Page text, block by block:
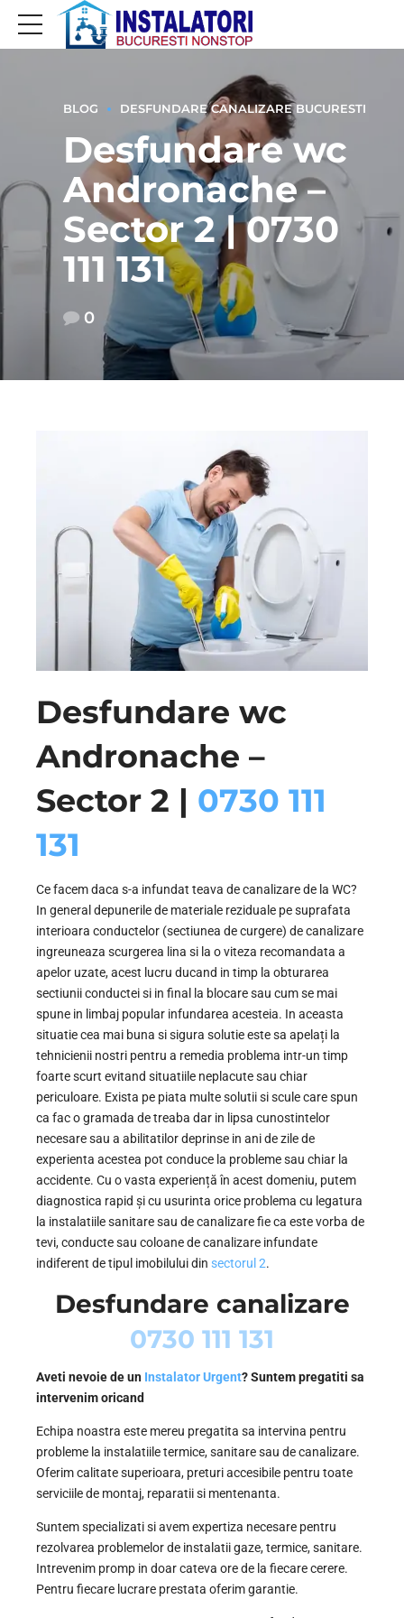
BLOG DESFUNDARE CANALIZARE BUCURESTI
Desfundare wc
Andronache –
Sector 2 | 0730
111 131
0
Desfundare wc
Andronache –
Sector 2 | 0730 111
131
Ce facem daca s-a infundat teava de canalizare de la WC?
In general depunerile de materiale reziduale pe suprafata
interioara conductelor (sectiunea de curgere) de canalizare
ingreuneaza scurgerea lina si la o viteza recomandata a
apelor uzate, acest lucru ducand in timp la obturarea
sectiunii conductei si in final la blocare sau cum se mai
spune in limbaj popular infundarea acesteia. In aceasta
situatie cea mai buna si sigura solutie este sa apelați la
tehnicienii nostri pentru a remedia problema intr-un timp
foarte scurt evitand situatiile neplacute sau chiar
periculoare. Exista pe piata multe solutii si scule care spun
ca fac o gramada de treaba dar in lipsa cunostintelor
necesare sau a abilitatilor deprinse in ani de zile de
experienta acestea pot conduce la probleme sau chiar la
accidente. Cu o vasta experiență în acest domeniu, putem
diagnostica rapid și cu usurinta orice problema cu legatura
la instalatiile sanitare sau de canalizare fie ca este vorba de
tevi, conducte sau coloane de canalizare infundate
indiferent de tipul imobilului din sectorul 2.
Desfundare canalizare
0730 111 131
Aveti nevoie de un Instalator Urgent? Suntem pregatiti sa
intervenim oricand
Echipa noastra este mereu pregatita sa intervina pentru
probleme la instalatiile termice, sanitare sau de canalizare.
Oferim calitate superioara, preturi accesibile pentru toate
serviciile de montaj, reparatii si mentenanta.
Suntem specializati si avem expertiza necesare pentru
rezolvarea problemelor de instalatii gaze, termice, sanitare.
Intrevenim promp in doar cateva ore de la fiecare cerere.
Pentru fiecare lucrare prestata oferim garantie.